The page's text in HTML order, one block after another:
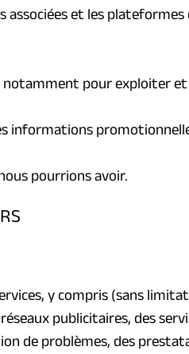
et les plateformes
notamment pour exploiter
informations
pourrions avoir.
y compris (sans
publicitaires, des
de problèmes, des